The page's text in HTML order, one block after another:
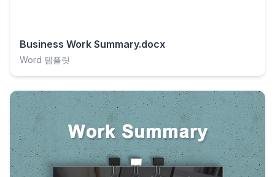
Business Work Summary.docx
Word 템플릿